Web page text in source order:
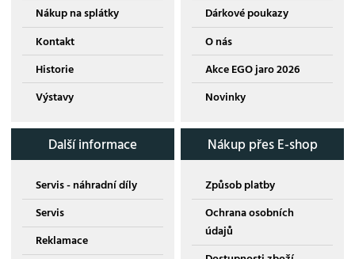
Nákup na splátky
Kontakt
Historie
Výstavy
Dárkové poukazy
O nás
Akce EGO jaro 2026
Novinky
Další informace
Servis - náhradní díly
Servis
Reklamace
Nákup přes E-shop
Způsob platby
Ochrana osobních
údajů